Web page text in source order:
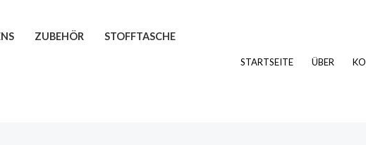
ZUBEHÖR STOFFTASCHE
STARTSEITE ÜBER